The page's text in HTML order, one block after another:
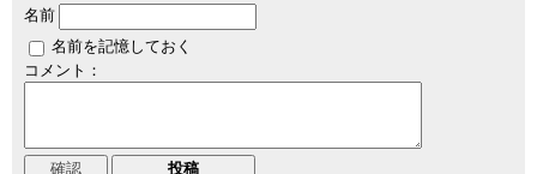
名前
名前を記憶しておく
コメント：